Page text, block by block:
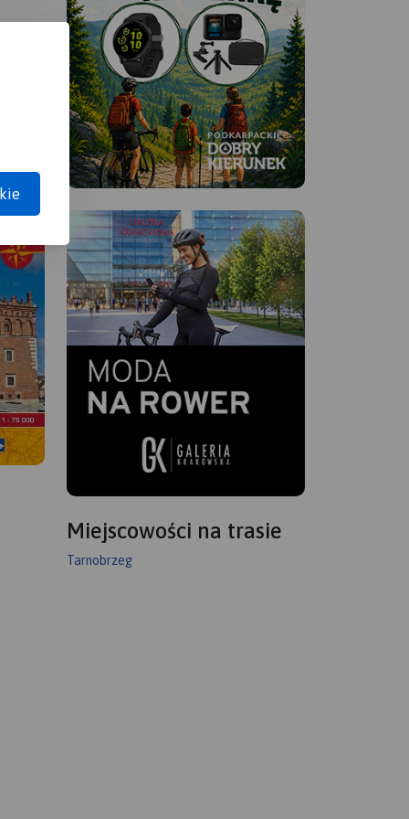
Miejscowości na trasie
Tarnobrzeg